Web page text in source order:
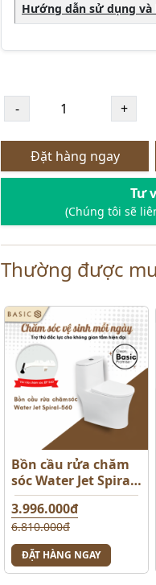
Hướng dẫn sử dụng và
Đặt hàng ngay
Tư
(Chúng tôi sẽ
Thường được
Bồn cầu rửa chăm
sóc Water Jet Spiral-
S-560
3.996.000đ
6.810.000đ
ĐẶT HÀNG NGAY